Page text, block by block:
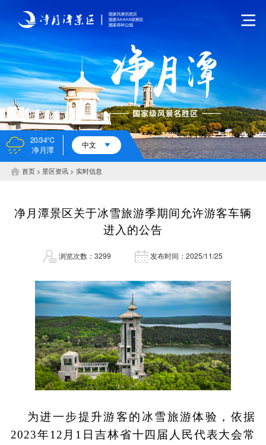
20/34℃
净月潭 中文
首页 景区资讯 实时信息
净月潭景区关于冰雪旅游季期间允许游客车辆
进入的公告
浏览次数：3299 发布时间：2025/11/25
为进一步提升游客的冰雪旅游体验，依据
2023年12月1日吉林省十四届人民代表大会常